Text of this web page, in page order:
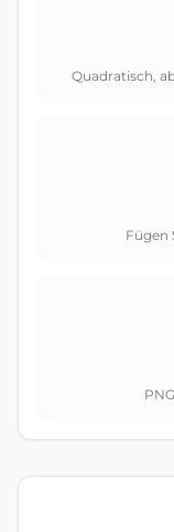
Quadratisch,
Fügen